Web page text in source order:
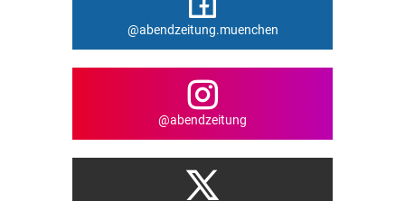
@abendzeitung.muenchen
@abendzeitung